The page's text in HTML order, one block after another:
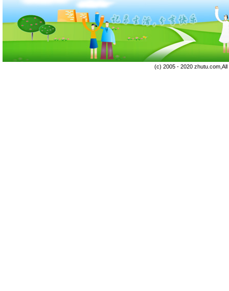
(c) 2005 - 2020